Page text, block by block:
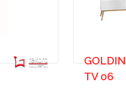
GOLDIN
TV 06